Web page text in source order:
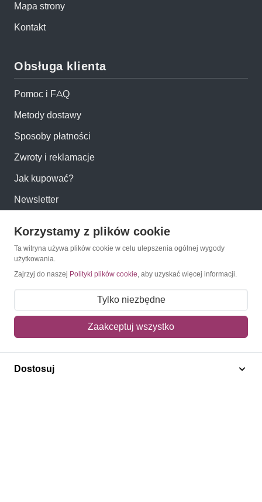
Mapa strony
Kontakt
Obsługa klienta
Pomoc i FAQ
Metody dostawy
Sposoby płatności
Zwroty i reklamacje
Jak kupować?
Newsletter
Konto
Moje konto
Moje zamówienia
Mój koszyk
Polecamy
Korzystamy z plików cookie
Ta witryna używa plików cookie w celu ulepszenia ogólnej wygody
użytkowania.
Zajrzyj do naszej Polityki plików cookie, aby uzyskać więcej informacji.
Tylko niezbędne
Zaakceptuj wszystko
Dostosuj